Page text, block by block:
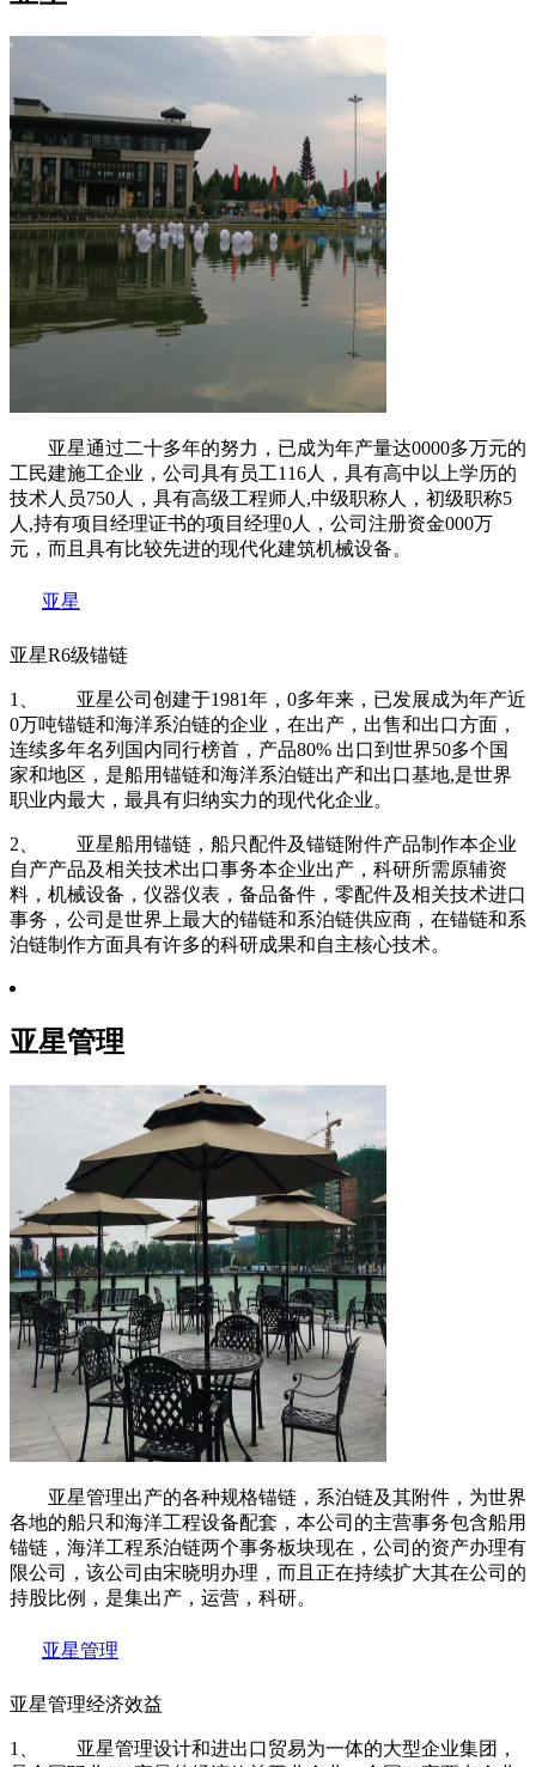
亚星通过二十多年的努力，已成为年产量达0000多万元的
工民建施工企业，公司具有员工116人，具有高中以上学历的
技术人员750人，具有高级工程师人,中级职称人，初级职称5
人,持有项目经理证书的项目经理0人，公司注册资金000万
元，而且具有比较先进的现代化建筑机械设备。
亚星
亚星R6级锚链
1、 亚星公司创建于1981年，0多年来，已发展成为年产近
0万吨锚链和海洋系泊链的企业，在出产，出售和出口方面，
连续多年名列国内同行榜首，产品80% 出口到世界50多个国
家和地区，是船用锚链和海洋系泊链出产和出口基地,是世界
职业内最大，最具有归纳实力的现代化企业。
2、 亚星船用锚链，船只配件及锚链附件产品制作本企业
自产产品及相关技术出口事务本企业出产，科研所需原辅资
料，机械设备，仪器仪表，备品备件，零配件及相关技术进口
事务，公司是世界上最大的锚链和系泊链供应商，在锚链和系
泊链制作方面具有许多的科研成果和自主核心技术。
亚星管理
亚星管理出产的各种规格锚链，系泊链及其附件，为世界
各地的船只和海洋工程设备配套，本公司的主营事务包含船用
锚链，海洋工程系泊链两个事务板块现在，公司的资产办理有
限公司，该公司由宋晓明办理，而且正在持续扩大其在公司的
持股比例，是集出产，运营，科研。
亚星管理
亚星管理经济效益
1、 亚星管理设计和进出口贸易为一体的大型企业集团，